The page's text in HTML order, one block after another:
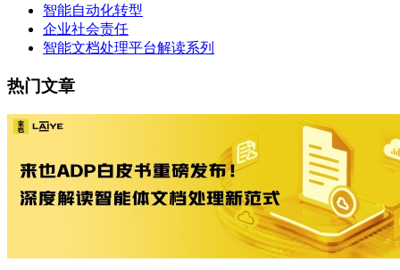
智能自动化转型
企业社会责任
智能文档处理平台解读系列
热门文章